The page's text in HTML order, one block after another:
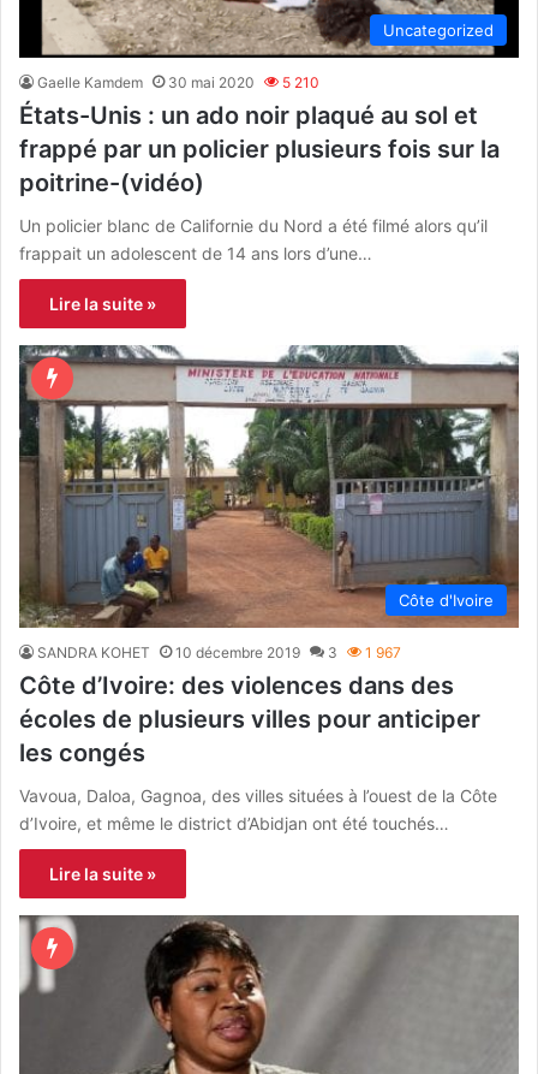
Uncategorized
Gaelle Kamdem 30 mai 2020 5 210
États-Unis : un ado noir plaqué au sol et
frappé par un policier plusieurs fois sur la
poitrine-(vidéo)
Un policier blanc de Californie du Nord a été filmé alors qu’il
frappait un adolescent de 14 ans lors d’une…
Lire la suite »
Côte d'Ivoire
SANDRA KOHET 10 décembre 2019 3 1 967
Côte d’Ivoire: des violences dans des
écoles de plusieurs villes pour anticiper
les congés
Vavoua, Daloa, Gagnoa, des villes situées à l’ouest de la Côte
d’Ivoire, et même le district d’Abidjan ont été touchés…
Lire la suite »